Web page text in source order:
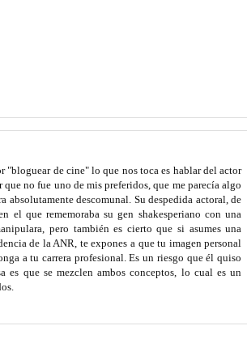
"bloguear de cine" lo que nos toca es hablar del actor
no fue uno de mis preferidos, que me parecía algo
absolutamente descomunal. Su despedida actoral, de
el que rememoraba su gen shakesperiano con una
pero también es cierto que si asumes una
de la ANR, te expones a que tu imagen personal
a tu carrera profesional. Es un riesgo que él quiso
es que se mezclen ambos conceptos, lo cual es un